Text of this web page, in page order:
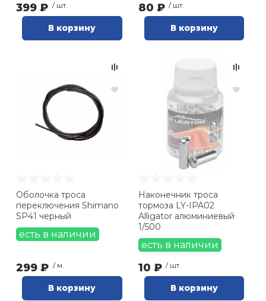
399 ₽ / шт.
В корзину
80 ₽ / шт.
В корзину
Оболочка троса
переключения Shimano
SP41 черный
есть в наличии
299 ₽ / м.
В корзину
Наконечник троса
тормоза LY-IPA02
Alligator алюминиевый
1/500
есть в наличии
10 ₽ / шт.
В корзину